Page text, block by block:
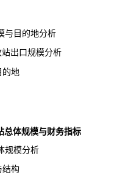
目的地分析
口规模分析
地
总体规模与财务指标
模分析
构